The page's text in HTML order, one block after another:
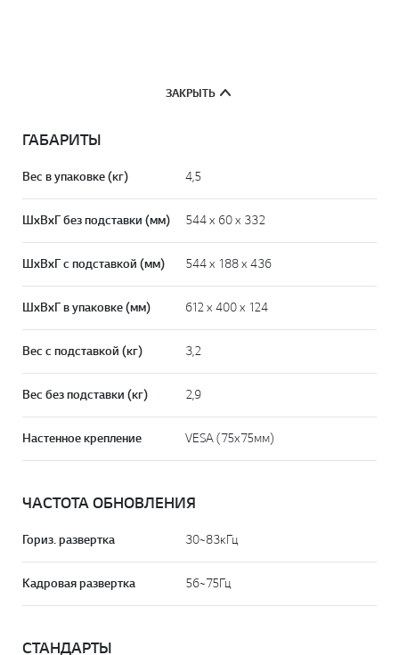
ЗАКРЫТЬ
ГАБАРИТЫ
Вес в упаковке (кг) 4,5
ШxВxГ без подставки (мм) 544 x 60 x 332
ШxВxГ с подставкой (мм) 544 x 188 x 436
ШxВxГ в упаковке (мм) 612 x 400 x 124
Вес с подставкой (кг) 3,2
Вес без подставки (кг) 2,9
Настенное крепление VESA (75x75мм)
ЧАСТОТА ОБНОВЛЕНИЯ
Гориз. развертка 30~83кГц
Кадровая развертка 56~75Гц
СТАНДАРТЫ